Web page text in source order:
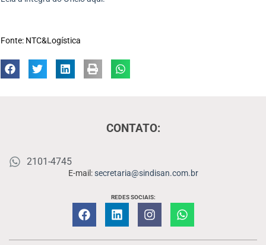
Fonte: NTC&Logística
CONTATO:
2101-4745
E-mail:secretaria@sindisan.com.br
REDES SOCIAIS: